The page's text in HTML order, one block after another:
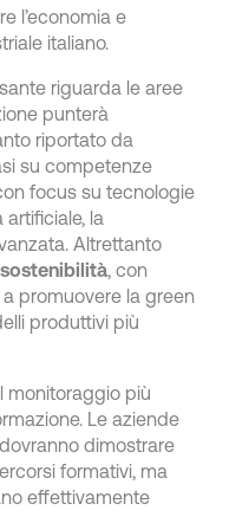
l’economia e
italiano.
riguarda le aree
punterà
riportato da
su competenze
focus su tecnologie
artificiale, la
Altrettanto
sostenibilità , con
promuovere la green
produttivi più
monitoraggio più
Le aziende
dimostrare
formativi, ma
effettivamente